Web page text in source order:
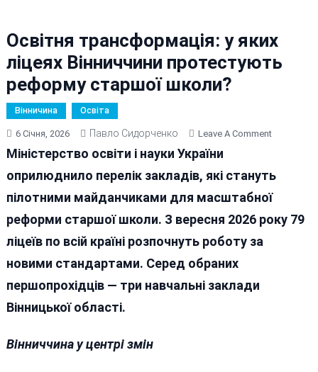
Освітня трансформація: у яких
ліцеях Вінниччини протестують
реформу старшої школи?
Вінничина Освіта
6 Січня, 2026 Павло Сидорченко Leave A CommentOn
У
Яких
Ліцеях
Міністерство освіти і науки України
оприлюднило перелік закладів, які стануть
пілотними майданчиками для масштабної
реформи старшої школи. З вересня 2026 року 79
ліцеїв по всій країні розпочнуть роботу за
новими стандартами. Серед обраних
першопрохідців — три навчальні заклади
Вінницької області.
Вінниччина у центрі змін